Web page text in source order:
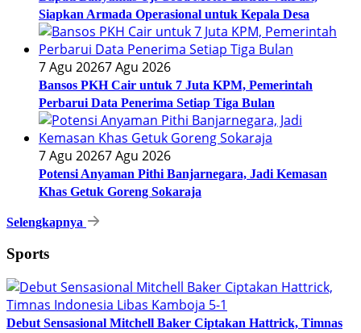
Siapkan Armada Operasional untuk Kepala Desa
7 Agu 20267 Agu 2026
Bansos PKH Cair untuk 7 Juta KPM, Pemerintah
Perbarui Data Penerima Setiap Tiga Bulan
7 Agu 20267 Agu 2026
Potensi Anyaman Pithi Banjarnegara, Jadi Kemasan
Khas Getuk Goreng Sokaraja
Selengkapnya
Sports
Debut Sensasional Mitchell Baker Ciptakan Hattrick, Timnas